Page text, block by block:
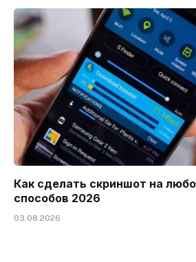
Как сделать скриншот на
способов 2026
03.08.2026